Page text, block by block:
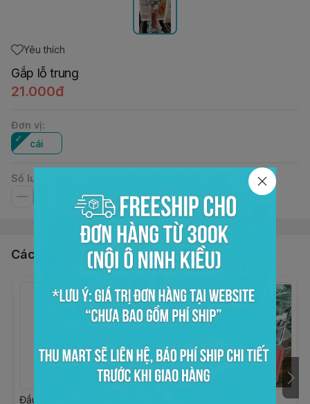
Yêu thích
Gắp lỗ trung
21.000đ
Đơn vị:
cái
Số lượng
Các sản phẩm, dịch vụ khác
Đầu pump si rô GTP